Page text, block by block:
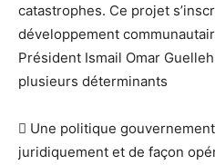
catastrophes. Ce projet
développement
Président Ismail Omar
plusieurs déterminants
 Une politique
juridiquement et de façon